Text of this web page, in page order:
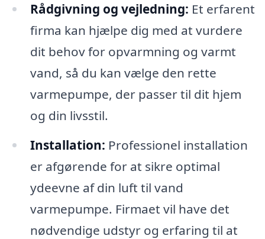
Rådgivning og vejledning: Et erfarent
firma kan hjælpe dig med at vurdere
dit behov for opvarmning og varmt
vand, så du kan vælge den rette
varmepumpe, der passer til dit hjem
og din livsstil.
Installation: Professionel installation
er afgørende for at sikre optimal
ydeevne af din luft til vand
varmepumpe. Firmaet vil have det
nødvendige udstyr og erfaring til at